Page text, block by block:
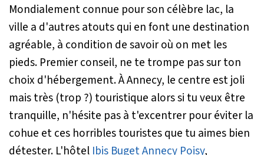
Mondialement connue pour son célèbre lac, la
ville a d'autres atouts qui en font une destination
agréable, à condition de savoir où on met les
pieds. Premier conseil, ne te trompe pas sur ton
choix d'hébergement. À Annecy, le centre est joli
mais très (trop ?) touristique alors si tu veux être
tranquille, n'hésite pas à t'excentrer pour éviter la
cohue et ces horribles touristes que tu aimes bien
détester. L'hôtel Ibis Buget Annecy Poisy,